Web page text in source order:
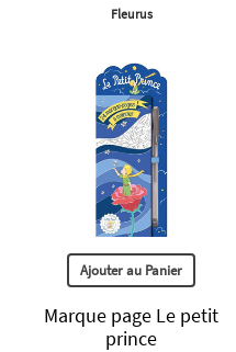
Fleurus
Ajouter au Panier
Marque page Le petit
prince